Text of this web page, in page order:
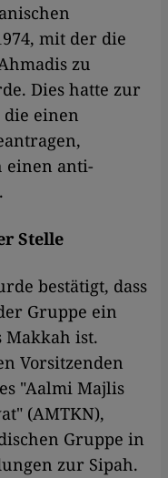
mit der die
zu
Dies hatte zur
die einen
einen anti-
Stelle
bestätigt, dass
Gruppe ein
ist.
Vorsitzenden
"Aalmi Majlis
(AMTKN),
Gruppe in
zur Sipah.